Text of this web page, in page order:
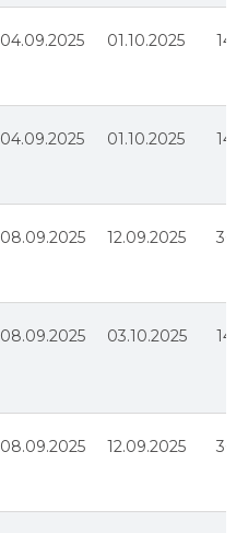
04.09.2025 01.10.2025 144
04.09.2025 01.10.2025 144
08.09.2025 12.09.2025 36
08.09.2025 03.10.2025 144
08.09.2025 12.09.2025 36